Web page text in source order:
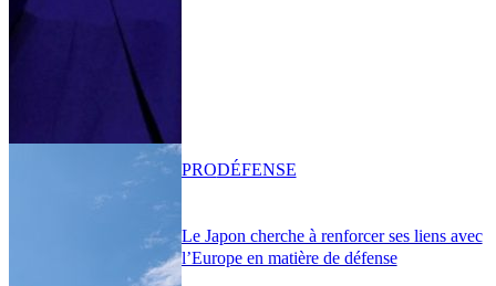
Le Japon cherche à renforcer ses liens avec
l’Europe en matière de défense
PRODÉFENSE